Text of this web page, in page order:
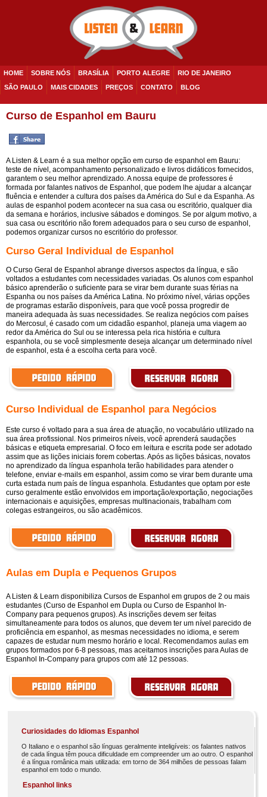
HOME SOBRE NÓS BRASÍLIA PORTO ALEGRE
RIO DE JANEIRO
SÃO PAULO
MAIS CIDADES PREÇOS CONTATO BLOG
Curso de Espanhol em Bauru
A Listen & Learn é a sua melhor opção em curso de espanhol em Bauru:
teste de nível, acompanhamento personalizado e livros didáticos fornecidos,
garantem o seu melhor aprendizado. A nossa equipe de professores é
formada por falantes nativos de Espanhol, que podem lhe ajudar a alcançar
fluência e entender a cultura dos países da América do Sul e da Espanha. As
aulas de espanhol podem acontecer na sua casa ou escritório, qualquer dia
da semana e horários, inclusive sábados e domingos. Se por algum motivo, a
sua casa ou escritório não forem adequados para o seu curso de espanhol,
podemos organizar cursos no escritório do professor.
Curso Geral Individual de Espanhol
O Curso Geral de Espanhol abrange diversos aspectos da língua, e são
voltados a estudantes com necessidades variadas. Os alunos com espanhol
básico aprenderão o suficiente para se virar bem durante suas férias na
Espanha ou nos países da América Latina. No próximo nível, várias opções
de programas estarão disponíveis, para que você possa progredir de
maneira adequada às suas necessidades. Se realiza negócios com países
do Mercosul, é casado com um cidadão espanhol, planeja uma viagem ao
redor da América do Sul ou se interessa pela rica história e cultura
espanhola, ou se você simplesmente deseja alcançar um determinado nível
de espanhol, esta é a escolha certa para você.
Curso Individual de Espanhol para Negócios
Este curso é voltado para a sua área de atuação, no vocabulário utilizado na
sua área profissional. Nos primeiros níveis, você aprenderá saudações
básicas e etiqueta empresarial. O foco em leitura e escrita pode ser adotado
assim que as lições iniciais forem cobertas. Após as lições básicas, novatos
no aprendizado da língua espanhola terão habilidades para atender o
telefone, enviar e-mails em espanhol, assim como se virar bem durante uma
curta estada num país de língua espanhola. Estudantes que optam por este
curso geralmente estão envolvidos em importação/exportação, negociações
internacionais e aquisições, empresas multinacionais, trabalham com
colegas estrangeiros, ou são acadêmicos.
Aulas em Dupla e Pequenos Grupos
A Listen & Learn disponibiliza Cursos de Espanhol em grupos de 2 ou mais
estudantes (Curso de Espanhol em Dupla ou Curso de Espanhol In-
Company para pequenos grupos). As inscrições devem ser feitas
simultaneamente para todos os alunos, que devem ter um nível parecido de
proficiência em espanhol, as mesmas necessidades no idioma, e serem
capazes de estudar num mesmo horário e local. Recomendamos aulas em
grupos formados por 6-8 pessoas, mas aceitamos inscrições para Aulas de
Espanhol In-Company para grupos com até 12 pessoas.
Curiosidades do Idiomas Espanhol
O Italiano e o espanhol são línguas geralmente inteligíveis: os falantes nativos
de cada língua têm pouca dificuldade em compreender um ao outro. O espanhol
é a língua românica mais utilizada: em torno de 364 milhões de pessoas falam
espanhol em todo o mundo.
Espanhol links